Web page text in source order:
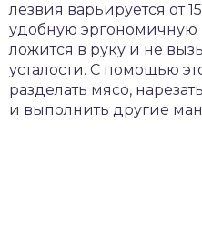
лезвия варьируется от
удобную эргономичную
ложится в руку и не
усталости. С помощью
разделать мясо,
и выполнить другие